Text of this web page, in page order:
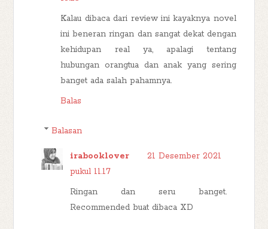
Kalau dibaca dari review ini kayaknya novel
ini beneran ringan dan sangat dekat dengan
kehidupan real ya, apalagi tentang
hubungan orangtua dan anak yang sering
banget ada salah pahamnya.
Balas
Balasan
irabooklover
21 Desember 2021
pukul 11.17
Ringan dan seru banget.
Recommended buat dibaca XD